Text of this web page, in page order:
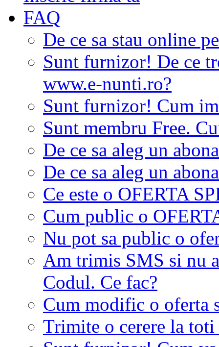
FAQ
De ce sa stau online
Sunt furnizor! De ce
www.e-nunti.ro?
Sunt furnizor! Cum
Sunt membru Free.
De ce sa aleg un
De ce sa aleg un
Ce este o OFERTA
Cum public o
Nu pot sa public o
Am trimis SMS si nu
Codul. Ce fac?
Cum modific o oferta
Trimite o cerere la